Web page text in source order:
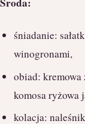
śniadanie:
winogronami,
obiad: kremowa
komosa ryżowa
kolacja: